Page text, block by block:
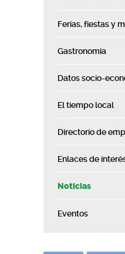
Ferias, fiestas y
Gastronomía
Datos socio-
El tiempo local
Directorio de
Enlaces de
Noticias
Eventos